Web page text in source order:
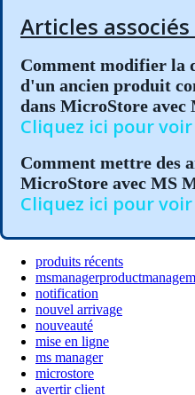
Articles associés
Comment modifier la
d'un ancien produit
dans MicroStore avec
Cliquez ici pour voir
Comment mettre des
MicroStore avec MS
Cliquez ici pour voir
produits récents
notification
nouvel arrivage
nouveauté
mise en ligne
ms manager
microstore
avertir client